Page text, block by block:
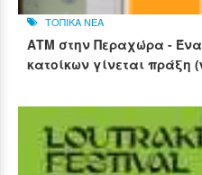
ΤΟΠΙΚΑ ΝΕΑ
ΑΤΜ στην Περαχώρα -
κατοίκων γίνεται πράξη